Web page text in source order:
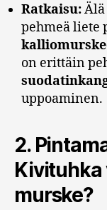
Ratkaisu:
pehmeä liete
on erittäin
uppoaminen.
2.
Kivituhka
murske?